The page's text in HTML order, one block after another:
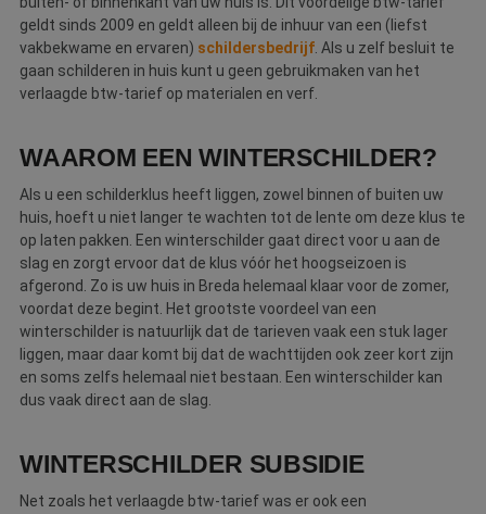
geldt sinds 2009 en geldt alleen bij de inhuur van een (liefst
vakbekwame en ervaren) schildersbedrijf . Als u zelf besluit te
gaan schilderen in huis kunt u geen gebruikmaken van het
verlaagde btw-tarief op materialen en verf.
WAAROM EEN WINTERSCHILDER?
Als u een schilderklus heeft liggen, zowel binnen of buiten uw
huis, hoeft u niet langer te wachten tot de lente om deze klus te
op laten pakken. Een winterschilder gaat direct voor u aan de
slag en zorgt ervoor dat de klus vóór het hoogseizoen is
afgerond. Zo is uw huis in Breda helemaal klaar voor de zomer,
voordat deze begint. Het grootste voordeel van een
winterschilder is natuurlijk dat de tarieven vaak een stuk lager
liggen, maar daar komt bij dat de wachttijden ook zeer kort zijn
en soms zelfs helemaal niet bestaan. Een winterschilder kan
dus vaak direct aan de slag.
WINTERSCHILDER SUBSIDIE
Net zoals het verlaagde btw-tarief was er ook een